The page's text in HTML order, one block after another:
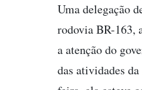
Uma delegação
rodovia BR-163,
a atenção do
das atividades